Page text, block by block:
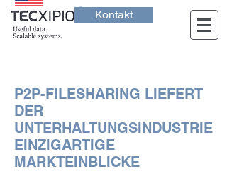
Kontakt
P2P-FILESHARING LIEFERT
DER
UNTERHALTUNGSINDUSTRIE
EINZIGARTIGE
MARKTEINBLICKE